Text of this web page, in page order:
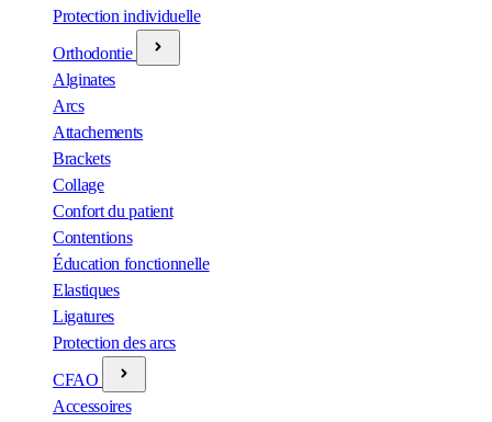
Protection individuelle
Orthodontie
Alginates
Arcs
Attachements
Brackets
Collage
Confort du patient
Contentions
Éducation fonctionnelle
Elastiques
Ligatures
Protection des arcs
CFAO
Accessoires